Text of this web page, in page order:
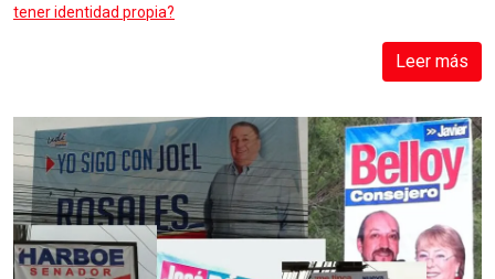
tener identidad propia?
Leer más